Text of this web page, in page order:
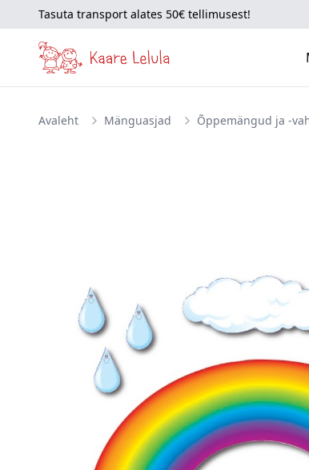
Tasuta transport alates 50€ tellimusest!
Avaleht Mänguasjad Õppemängud ja -